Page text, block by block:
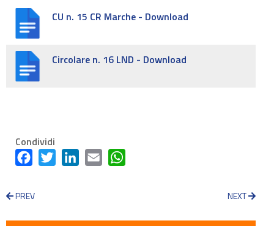
CU n. 15 CR Marche - Download
Circolare n. 16 LND - Download
Condividi
FacebookTwitter LinkedInEmail
PREV NEXT